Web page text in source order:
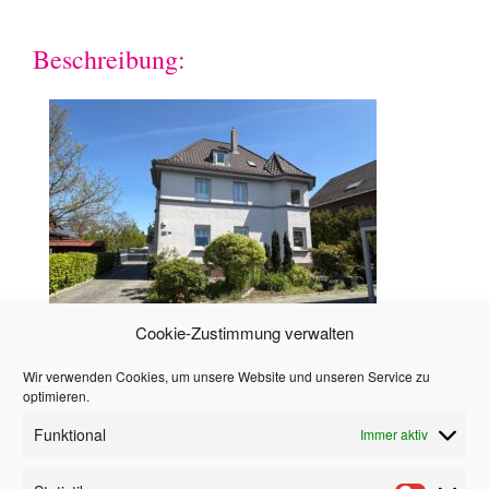
Cookie-Zustimmung verwalten
Wir verwenden Cookies, um unsere Website und unseren Service zu
optimieren.
Funktional Immer aktiv
Beschreibung:
Hinweis
Alle in diesem Angebot enthaltenen Angaben,